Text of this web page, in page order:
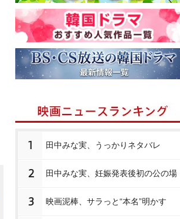
1 田中みな実、うっかりネタバレ
2 田中みな実、妊娠発表後初の公の場
3 映画泥棒、サラっと“本名”明かす